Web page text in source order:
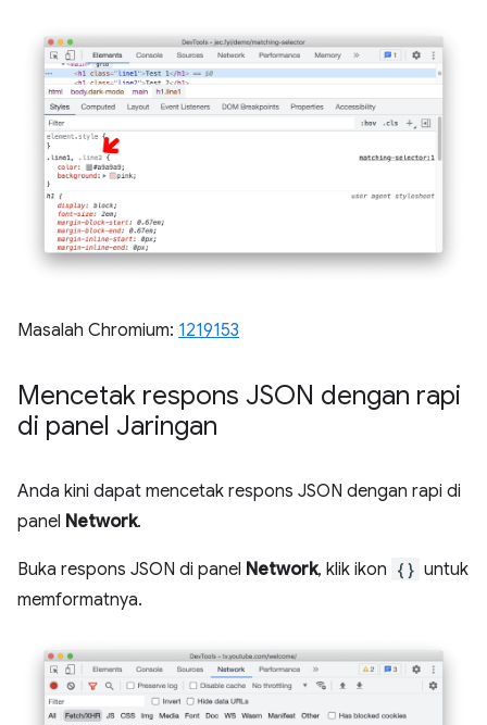
Masalah Chromium: 1219153
Mencetak respons JSON dengan rapi
di panel Jaringan
Anda kini dapat mencetak respons JSON dengan rapi di
panel Network.
Buka respons JSON di panel Network, klik ikon {} untuk
memformatnya.